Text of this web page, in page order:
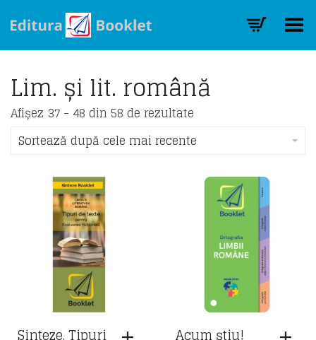
Toggle Menu
Lim. și lit. română
Afișez 37 - 48 din 58 de rezultate
latest
Sortează după cele mai recente
Sinteze. Tipuri Acum știu!